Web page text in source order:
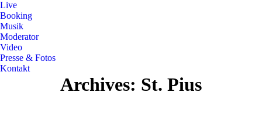
Live
Booking
Musik
Moderator
Video
Presse & Fotos
Kontakt
Archives: St. Pius